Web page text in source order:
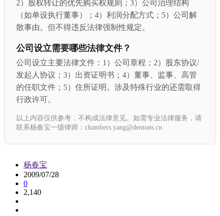
2）股权转让的优先购买权规则；3）公司治理结构
（如单设执行董事）；4）利润分配方式；5）公司解
散事由。但不得违反法律强制性规定。
公司设立需要哪些法律文件？
公司设立主要法律文件：1）公司章程；2）股东协议/
发起人协议；3）出资证明书；4）董事、监事、高管
的任职文件；5）住所证明。涉及特殊行业的还需取得
行政许可。
以上内容仅供参考，不构成法律意见。如需专业法律服务，请
联系杨春宝一级律师：chambers.yang@dentons.cn
杨春宝
2009/07/28
0
2,140